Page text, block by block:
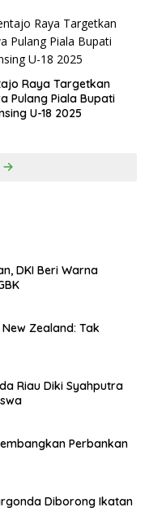
Raya Targetkan
Pulang Piala Bupati
U-18 2025
DKI Beri Warna
Zealand: Tak
Riau Diki Syahputra
Perbankan
Diborong Ikatan